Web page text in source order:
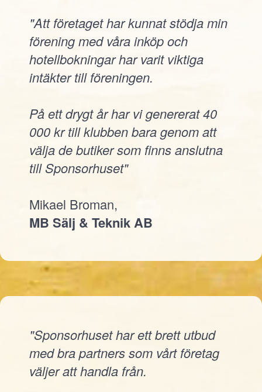
"Att företaget har kunnat stödja min
förening med våra inköp och
hotellbokningar har varit viktiga
intäkter till föreningen.
På ett drygt år har vi genererat 40
000 kr till klubben bara genom att
välja de butiker som finns anslutna
till Sponsorhuset"
Mikael Broman,
MB Sälj & Teknik AB
"Sponsorhuset har ett brett utbud
med bra partners som vårt företag
väljer att handla från.